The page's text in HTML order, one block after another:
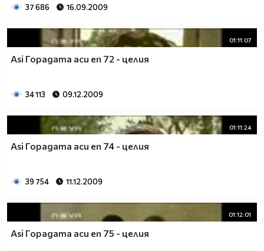
37 686 16.09.2009
01:11:07
Asi Горадата аси еп 72 - целия
34 113 09.12.2009
01:11:24
Asi Горадата аси еп 74 - целия
39 754 11.12.2009
01:12:01
Asi Горадата аси еп 75 - целия